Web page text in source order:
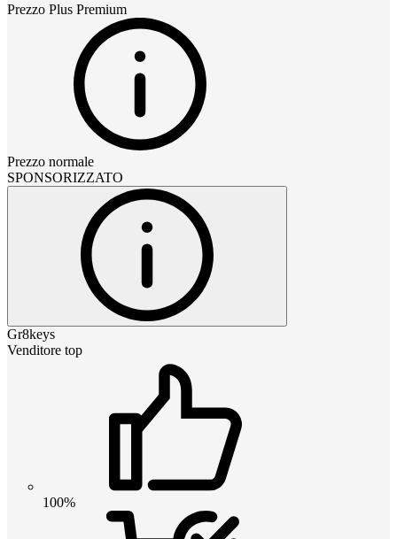
Prezzo Plus Premium
Prezzo normale
SPONSORIZZATO
Gr8keys
Venditore top
100%